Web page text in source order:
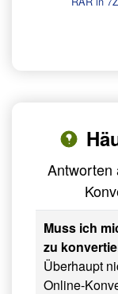
Antworten
Muss ich
zu
Überhaupt
Online-